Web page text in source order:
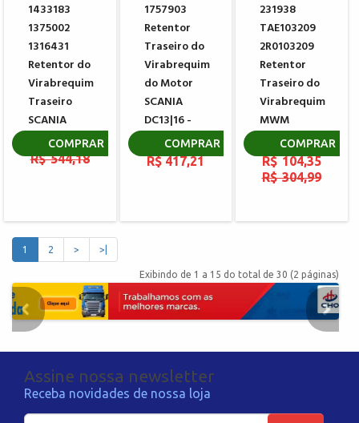
1433183
1375002
1316431
Retentor do
Virabrequim
Traseiro
SCANIA
R$ 158,54
R$ 544,18
COMPRAR
1757903
Retentor
Traseiro do
Virabrequim
do Motor
SCANIA
DC13|16 -
EURO 5
R$ 417,21
COMPRAR
231938
TAE103209
2R0103209
Retentor
Traseiro do
Virabrequim
MWM
904960651301
R$ 104,35
R$ 304,99
COMPRAR
1 2 > >|
Exibindo de 1 a 15 do total de 30 (2 páginas)
Assine nossa newsletter
Receba novidades de nossa loja